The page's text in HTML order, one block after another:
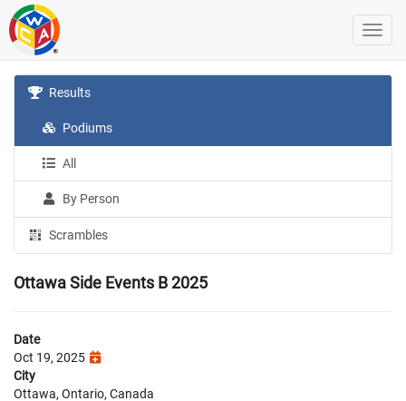
Results
Podiums
All
By Person
Scrambles
Ottawa Side Events B 2025
Date
Oct 19, 2025
City
Ottawa, Ontario, Canada